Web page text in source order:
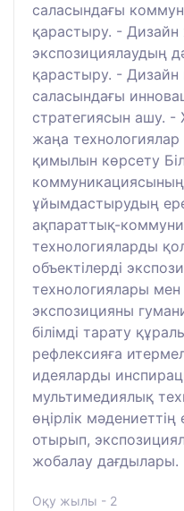
саласындағы
қарастыру. -
экспозициялаудың
қарастыру. - Дизайн
саласындағы
стратегиясын ашу.
жаңа технологиялар
қимылын көрсету
ұйымдастырудың
ақпараттық-
технологияларды
объектілерді
технологиялары
экспозицияны
білімді тарату
рефлексияға
идеяларды
мультимедиялық
өңірлік
отырып,
жобалау дағдылары.
Оқу жылы - 2